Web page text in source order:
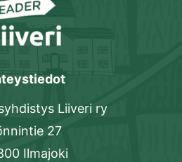
Liiveri ry
27
Ilmajoki